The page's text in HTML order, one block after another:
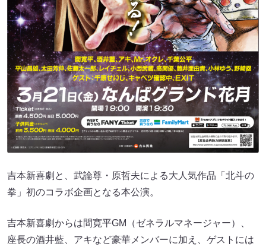
吉本新喜劇と、武論尊・原哲夫による大人気作品「北斗の
拳」初のコラボ企画となる本公演。
吉本新喜劇からは間寛平GM（ゼネラルマネージャー）、
座長の酒井藍、アキなど豪華メンバーに加え、ゲストには